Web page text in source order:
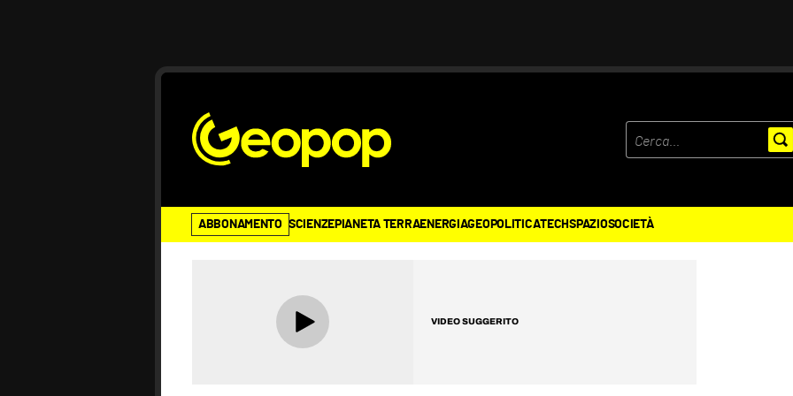
ABBONAMENTO SCIENZEPIANETA TERRAENERGIAGEOPOLITICATECHSPAZIOSOCIETÀ
VIDEO SUGGERITO